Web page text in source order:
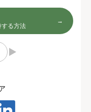
する方法
→